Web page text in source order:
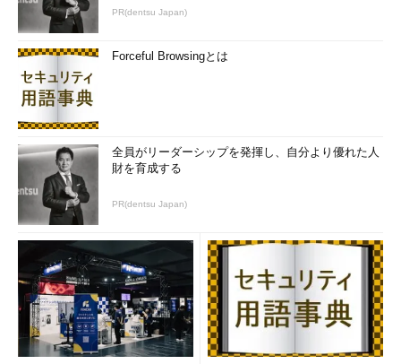
PR(dentsu Japan)
Forceful Browsingとは
全員がリーダーシップを発揮し、自分より優れた人
財を育成する
PR(dentsu Japan)